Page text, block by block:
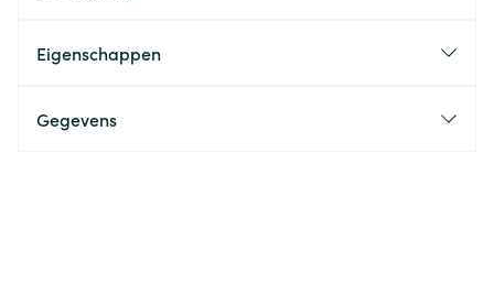
Eigenschappen
Gegevens